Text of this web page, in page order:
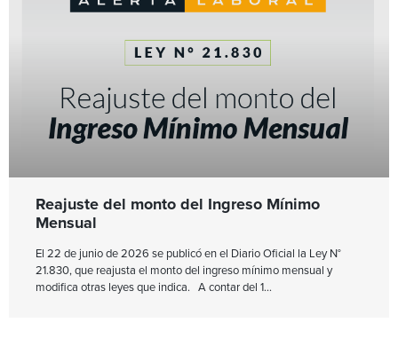
Reajuste del monto del Ingreso Mínimo
Mensual
El 22 de junio de 2026 se publicó en el Diario Oficial la Ley N°
21.830, que reajusta el monto del ingreso mínimo mensual y
modifica otras leyes que indica. A contar del 1